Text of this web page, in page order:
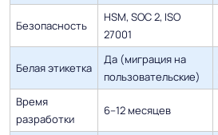
Безопасность
HSM, SOC 2, ISO
27001
Белая этикетка
Да (миграция на
пользовательские)
Время
разработки
6–12 месяцев